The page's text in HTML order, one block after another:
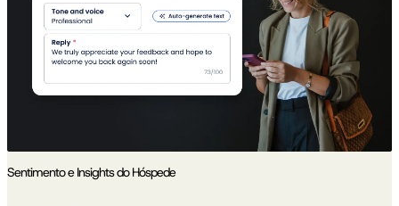
Sentimento e Insights do Hóspede